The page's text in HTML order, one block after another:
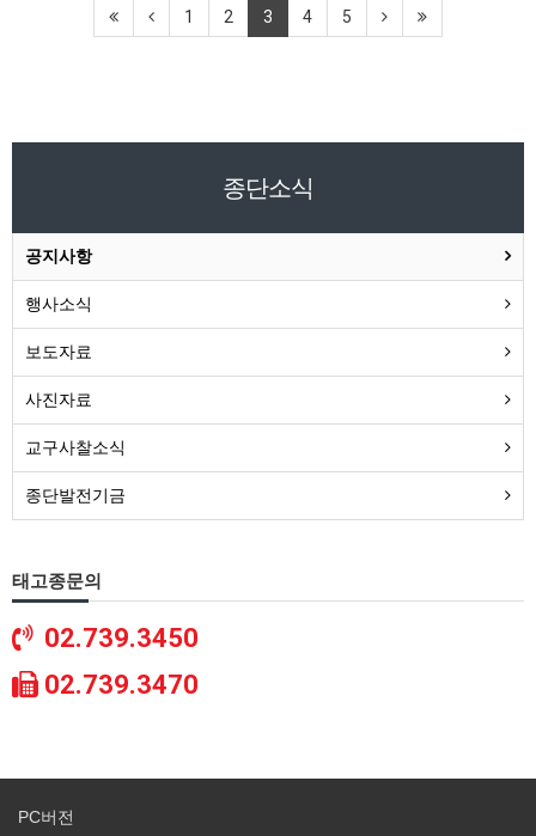
1 2 3 4 5
종단소식
공지사항
행사소식
보도자료
사진자료
교구사찰소식
종단발전기금
태고종문의
02.739.3450
02.739.3470
PC버전